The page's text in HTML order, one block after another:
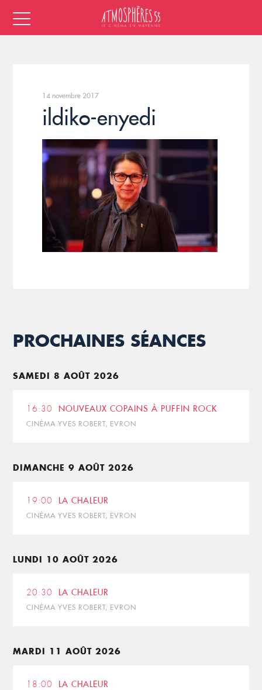
14 novembre 2017
ildiko-enyedi
PROCHAINES SÉANCES
SAMEDI 8 AOÛT 2026
16:30 NOUVEAUX COPAINS À PUFFIN ROCK
CINÉMA YVES ROBERT, EVRON
DIMANCHE 9 AOÛT 2026
19:00 LA CHALEUR
CINÉMA YVES ROBERT, EVRON
LUNDI 10 AOÛT 2026
20:30 LA CHALEUR
CINÉMA YVES ROBERT, EVRON
MARDI 11 AOÛT 2026
18:00 LA CHALEUR